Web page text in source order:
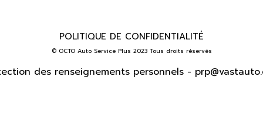
POLITIQUE DE CONFIDENTIALITÉ
© OCTO Auto Service Plus 2023 Tous droits réservés
des renseignements personnels -